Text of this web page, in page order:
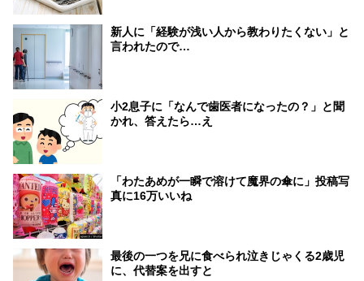
新人に「経験が浅い人から教わりたくない」と
言われたので…
小2息子に「なんで歯医者になったの？」と聞
かれ、答えたら…え
「わたあめが一瞬で溶けて魔界の傘に」投稿写
真に16万いいね
最後の一つを兄に食べられ泣きじゃくる2歳児
に、代替案を出すと